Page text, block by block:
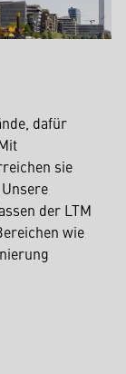
dafür
sie
der LTM
wie